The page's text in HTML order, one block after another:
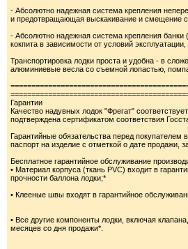
- Абсолютно надежная система крепления
и предотвращающая выскакивание и смещение
- Абсолютно надежная система крепления
кокпита в зависимости от условий
Транспортировка лодки проста и удобна - в
алюминиевые весла со съемной лопастью,
Гарантии
Качество надувных лодок "Фрегат"
подтверждена сертификатом соответствия
Гарантийные обязательства перед
паспорт на изделие с отметкой о дате продажи,
Бесплатное гарантийное обслуживание
• Материал корпуса (ткань PVC) входит в
прочности баллона лодки;*
• Клееные швы входят в гарантийное
• Все другие компоненты лодки, включая
месяцев со дня продажи*.